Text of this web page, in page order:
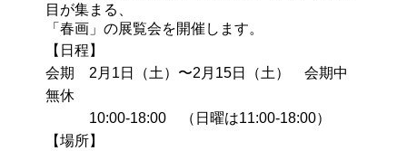
目が集まる、
「春画」の展覧会を開催します。
【日程】
会期 2 月 1 日（土）〜2 月 15日（土） 会期中
無休
10:00-18:00 （日曜は11:00-18:00）
【場所】